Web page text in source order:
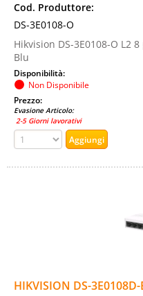
Cod. Produttore:
DS-3E0108-O
Hikvision DS-3E0108-O L2
Blu
Disponibilità:
Non Disponibile
Prezzo:
Evasione Articolo:
2-5 Giorni lavorativi
HIKVISION DS-3E0108D-